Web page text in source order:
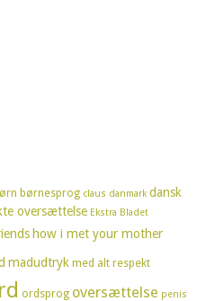
børnesprog claus danmark dansk
oversættelse Ekstra Bladet
how i met your mother
madudtryk med alt respekt
ordsprog oversættelse penis